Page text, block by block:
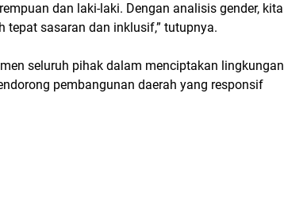
dan laki-laki. Dengan analisis gender, kita
tepat sasaran dan inklusif,” tutupnya.
seluruh pihak dalam menciptakan lingkungan
pembangunan daerah yang responsif